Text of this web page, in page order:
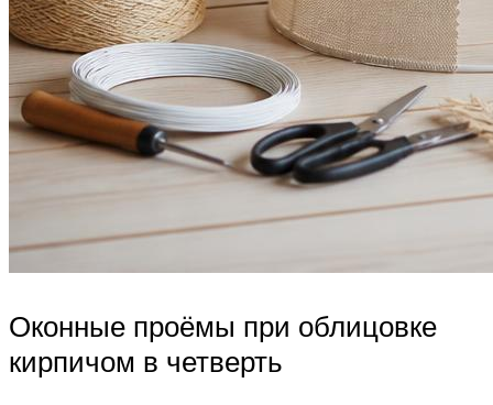
Оконные проёмы при облицовке
кирпичом в четверть